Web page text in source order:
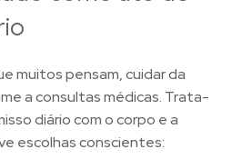
muitos pensam, cuidar da
a consultas médicas. Trata-
diário com o corpo e a
escolhas conscientes: